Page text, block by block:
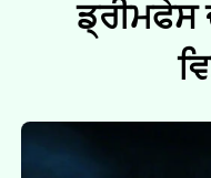
ਡ੍ਰੀਮਫੇਸ